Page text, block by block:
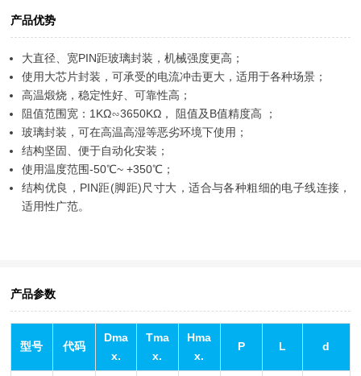
产品优势
大直径、宽PIN距玻璃封装，机械强度更高；
使用大芯片封装，可承受的电流冲击更大，适用于各种场景；
高温煅烧，稳定性好、可靠性高；
阻值范围宽：1KΩ∽3650KΩ， 阻值及B值精度高 ；
玻璃封装，可在高温高湿等恶劣环境下使用；
结构坚固、便于自动化安装；
使用温度范围-50℃~ +350℃；
结构优良，PIN距(脚距)尺寸大，适合与各种粗细的电子线连接，
适用性广范。
产品参数
型号 代码
Dma
x.
Tma
x.
Hma
x.
P L d